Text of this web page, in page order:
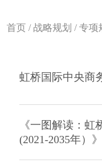
首页 /战略规划 /专项
虹桥国际中央商
《一图解读：
(2021-2035年）》